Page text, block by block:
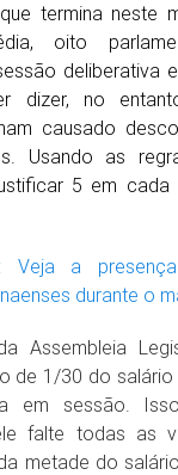
termina neste
oito
deliberativa
dizer, no
causado
Usando as
5 em cada
Veja a
durante o
Assembleia
de 1/30 do
em sessão.
falte todas as
metade do